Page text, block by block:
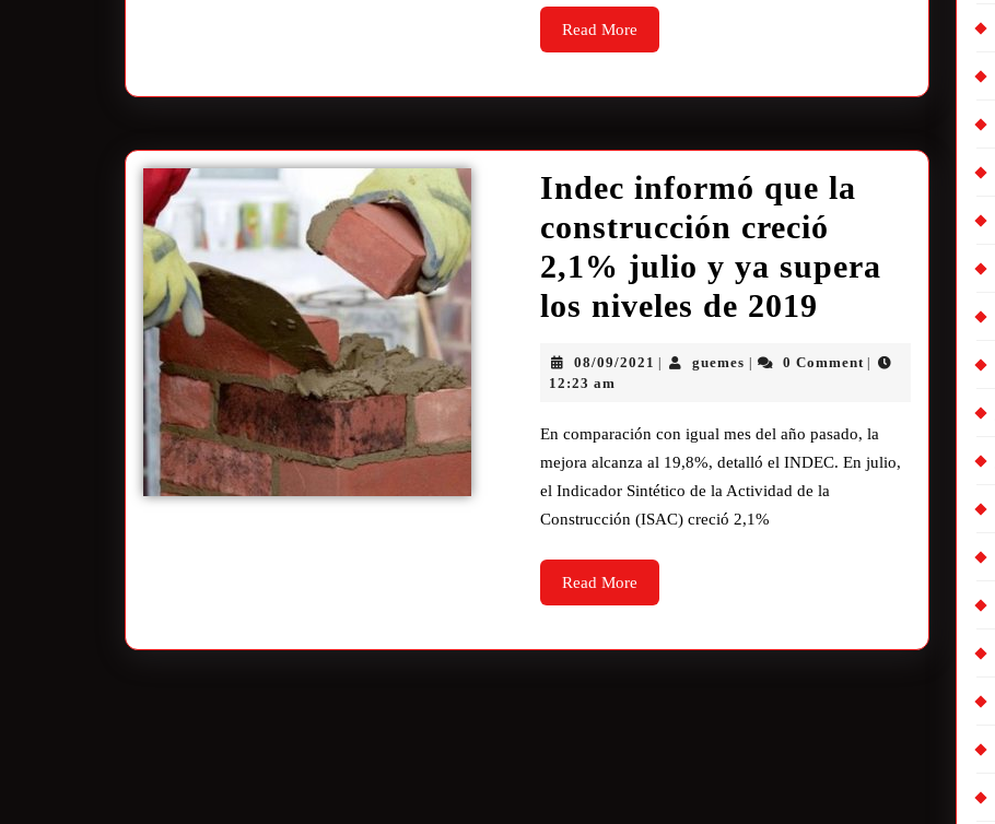
Read More
Indec informó que la
construcción creció
2,1% julio y ya supera
los niveles de 2019
08/09/2021 guemes 0 Comment
12:23 am
En comparación con igual mes del año pasado, la
mejora alcanza al 19,8%, detalló el INDEC. En julio,
el Indicador Sintético de la Actividad de la
Construcción (ISAC) creció 2,1%
Read More